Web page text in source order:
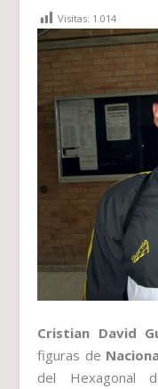
Visitas: 1.014
Cristian David
figuras de
del Hexagonal